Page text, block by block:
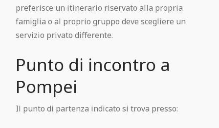
preferisce un itinerario riservato alla propria
famiglia o al proprio gruppo deve scegliere un
servizio privato differente.
Punto di incontro a
Pompei
Il punto di partenza indicato si trova presso: